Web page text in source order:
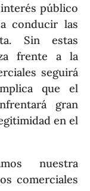
público
conducir las
Sin estas
frente a la
seguirá
que el
gran
en el
nuestra
comerciales